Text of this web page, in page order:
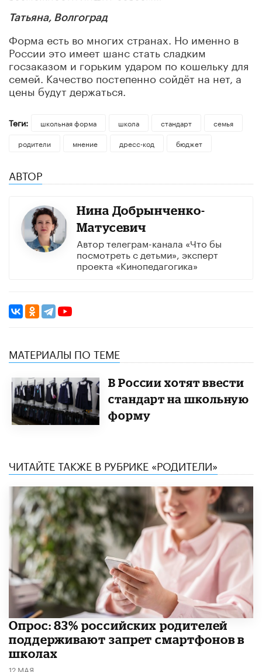
Татьяна, Волгоград
Форма есть во многих странах. Но именно в
России это имеет шанс стать сладким
госзаказом и горьким ударом по кошельку для
семей. Качество постепенно сойдёт на нет, а
цены будут держаться.
Теги: школьная форма школа стандарт
семья
родители
мнение дресс-код бюджет
АВТОР
Нина Добрынченко-
Матусевич
Автор телеграм-канала «Что бы
посмотреть с детьми», эксперт
проекта «Кинопедагогика»
МАТЕРИАЛЫ ПО ТЕМЕ
В России хотят ввести
стандарт на школьную
форму
ЧИТАЙТЕ ТАКЖЕ В РУБРИКЕ «РОДИТЕЛИ»
Опрос: 83% российских родителей
поддерживают запрет смартфонов в
школах
12 МАЯ